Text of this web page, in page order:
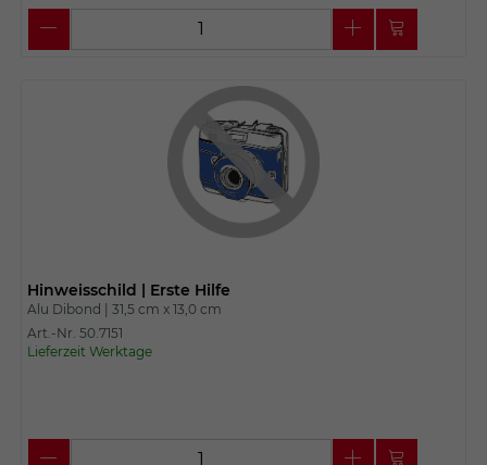
Hinweisschild | Erste Hilfe
Alu Dibond | 31,5 cm x 13,0 cm
Art.-Nr. 50.7151
Lieferzeit Werktage